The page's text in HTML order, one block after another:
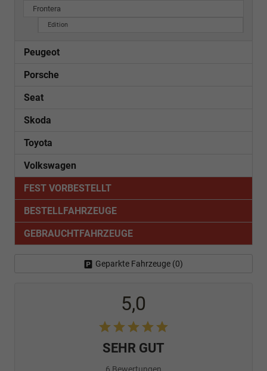
Frontera
Edition
Peugeot
Porsche
Seat
Skoda
Toyota
Volkswagen
FEST VORBESTELLT
BESTELLFAHRZEUGE
GEBRAUCHTFAHRZEUGE
Geparkte Fahrzeuge (0)
5,0
SEHR GUT